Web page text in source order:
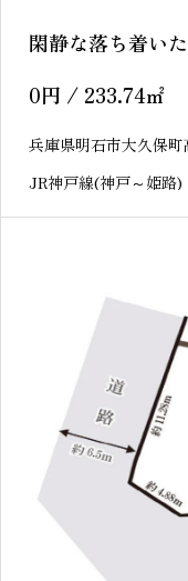
閑静な落ち着い
高丘6丁目 売土
0円 / 233.74㎡
兵庫県明石市大久保
JR神戸線(神戸～姫路)